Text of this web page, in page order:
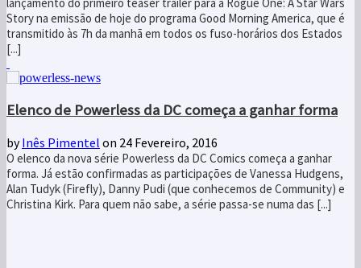
lançamento do primeiro teaser trailer para a Rogue One: A Star Wars
Story na emissão de hoje do programa Good Morning America, que é
transmitido às 7h da manhã em todos os fuso-horários dos Estados
[...]
Elenco de Powerless da DC começa a ganhar forma
byInês Pimentel on 24 Fevereiro, 2016
O elenco da nova série Powerless da DC Comics começa a ganhar
forma. Já estão confirmadas as participações de Vanessa Hudgens,
Alan Tudyk (Firefly), Danny Pudi (que conhecemos de Community) e
Christina Kirk. Para quem não sabe, a série passa-se numa das [...]